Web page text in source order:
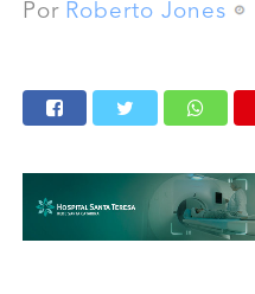
Por Roberto Jones